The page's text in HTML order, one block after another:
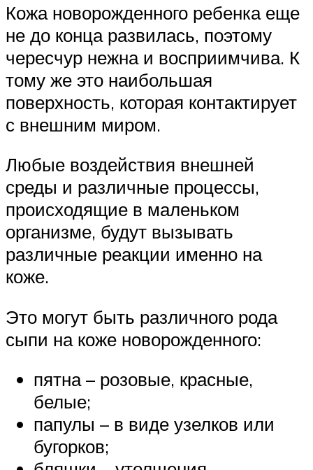
Кожа новорожденного ребенка еще
не до конца развилась, поэтому
чересчур нежна и восприимчива. К
тому же это наибольшая
поверхность, которая контактирует
с внешним миром.
Любые воздействия внешней
среды и различные процессы,
происходящие в маленьком
организме, будут вызывать
различные реакции именно на
коже.
Это могут быть различного рода
сыпи на коже новорожденного:
пятна – розовые, красные,
белые;
папулы – в виде узелков или
бугорков;